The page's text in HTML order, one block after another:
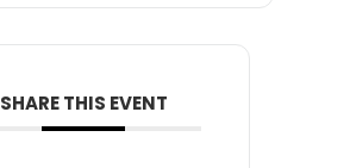
SHARE THIS EVENT